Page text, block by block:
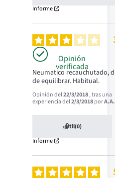
Informe
Opinión
verificada
Neumatico recauchutado,
de equilibrar. Habitual.
Opinión del22/3/2018, tras una
experiencia del2/3/2018porA.A.
Útil(0)
Informe